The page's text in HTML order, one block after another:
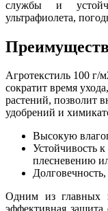
службы и
ультрафиолета,
Агротекстиль 100 г/
сократит время
растений, позволит
удобрений и
Высокую
Устойчивость
плесневению
Одним из главных